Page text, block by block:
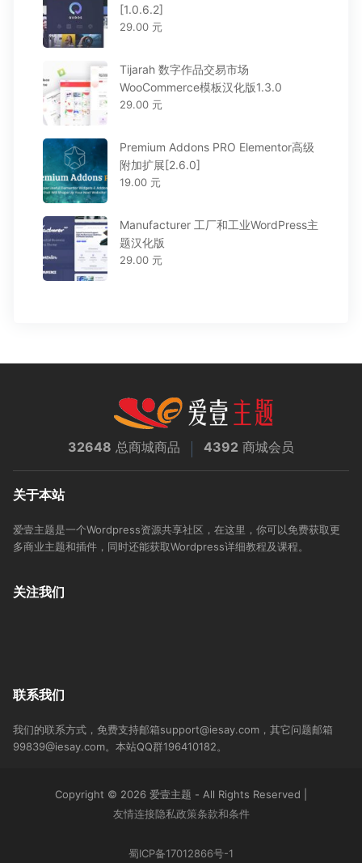
[1.0.6.2]
29.00 元
Tijarah 数字作品交易市场
WooCommerce模板汉化版1.3.0
29.00 元
Premium Addons PRO Elementor高级
附加扩展[2.6.0]
19.00 元
Manufacturer 工厂和工业WordPress主
题汉化版
29.00 元
32648 总商城商品 4392 商城会员
关于本站
爱壹主题是一个Wordpress资源共享社区，在这里，你可以免费获取更
多商业主题和插件，同时还能获取Wordpress详细教程及课程。
关注我们
联系我们
我们的联系方式，免费支持邮箱support@iesay.com，其它问题邮箱
99839@iesay.com。本站QQ群196410182。
Copyright © 2026 爱壹主题 - All Rights Reserved
友情连接隐私政策条款和条件
蜀ICP备17012866号-1